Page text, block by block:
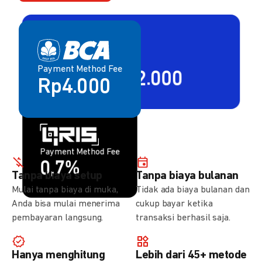
Payment Method Fee
Rp4.000
Payment Method Fee
2,80% + Rp2.000
Payment Method Fee
0,7%
Payment Method Fee
1,5%
Tanpa biaya setup
Mulai tanpa biaya di muka,
Anda bisa mulai menerima
pembayaran langsung.
Tanpa biaya bulanan
Tidak ada biaya bulanan dan
cukup bayar ketika
transaksi berhasil saja.
Hanya menghitung
Lebih dari 45+ metode